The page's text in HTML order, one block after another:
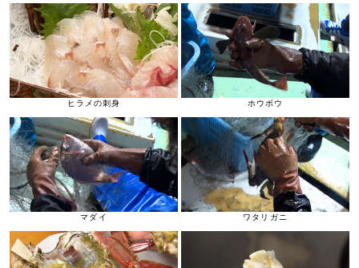
ヒラメの刺身 ホウボウ
マダイ ワタリガニ